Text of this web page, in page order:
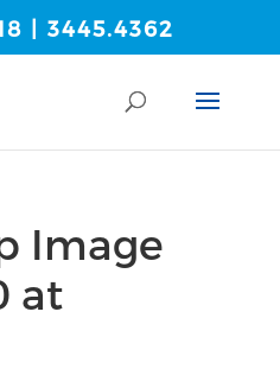
| 3445.4362
Image
at